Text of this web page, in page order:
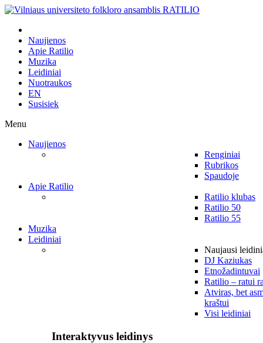
Naujienos
Apie Ratilio
Muzika
Leidiniai
Nuotraukos
EN
Susisiek
Menu
Naujienos
Renginiai
Rubrikos
Spaudoje
Apie Ratilio
Ratilio klubas
Ratilio 50
Ratilio 55
Muzika
Leidiniai
Naujausi
DJ Kaziukas
Etnožadintuvai
Ratilio – ratui
Atviras, bet
kraštui
Visi leidiniai
Interaktyvus leidinys